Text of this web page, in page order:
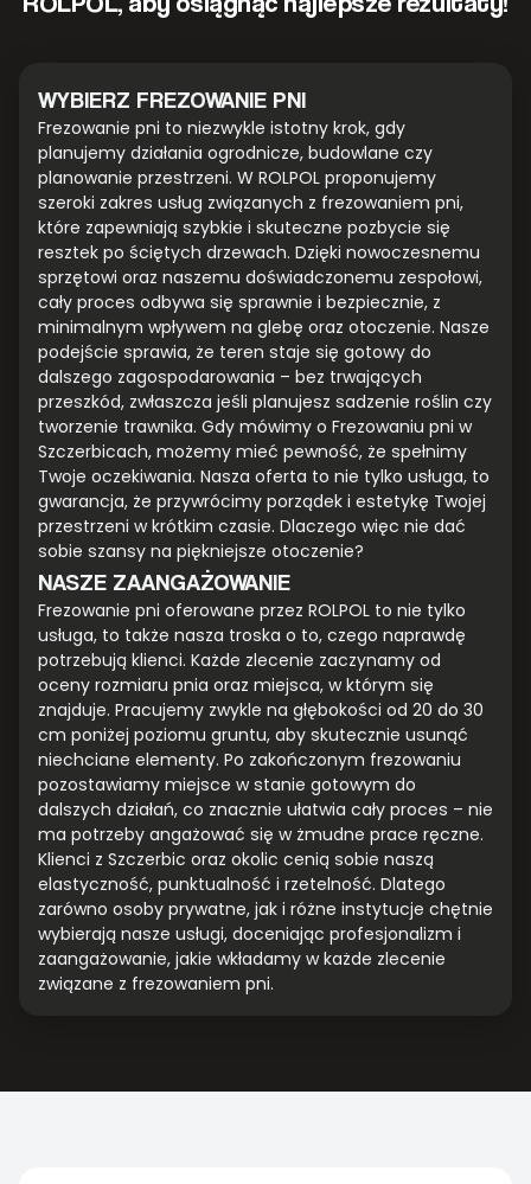
WYBIERZ FREZOWANIE PNI
Frezowanie pni to niezwykle istotny krok, gdy
planujemy działania ogrodnicze, budowlane czy
planowanie przestrzeni. W ROLPOL proponujemy
szeroki zakres usług związanych z frezowaniem pni,
które zapewniają szybkie i skuteczne pozbycie się
resztek po ściętych drzewach. Dzięki nowoczesnemu
sprzętowi oraz naszemu doświadczonemu zespołowi,
cały proces odbywa się sprawnie i bezpiecznie, z
minimalnym wpływem na glebę oraz otoczenie. Nasze
podejście sprawia, że teren staje się gotowy do
dalszego zagospodarowania – bez trwających
przeszkód, zwłaszcza jeśli planujesz sadzenie roślin czy
tworzenie trawnika. Gdy mówimy o Frezowaniu pni w
Szczerbicach, możemy mieć pewność, że spełnimy
Twoje oczekiwania. Nasza oferta to nie tylko usługa, to
gwarancja, że przywrócimy porządek i estetykę Twojej
przestrzeni w krótkim czasie. Dlaczego więc nie dać
sobie szansy na piękniejsze otoczenie?
NASZE ZAANGAŻOWANIE
Frezowanie pni oferowane przez ROLPOL to nie tylko
usługa, to także nasza troska o to, czego naprawdę
potrzebują klienci. Każde zlecenie zaczynamy od
oceny rozmiaru pnia oraz miejsca, w którym się
znajduje. Pracujemy zwykle na głębokości od 20 do 30
cm poniżej poziomu gruntu, aby skutecznie usunąć
niechciane elementy. Po zakończonym frezowaniu
pozostawiamy miejsce w stanie gotowym do
dalszych działań, co znacznie ułatwia cały proces – nie
ma potrzeby angażować się w żmudne prace ręczne.
Klienci z Szczerbic oraz okolic cenią sobie naszą
elastyczność, punktualność i rzetelność. Dlatego
zarówno osoby prywatne, jak i różne instytucje chętnie
wybierają nasze usługi, doceniając profesjonalizm i
zaangażowanie, jakie wkładamy w każde zlecenie
związane z frezowaniem pni.